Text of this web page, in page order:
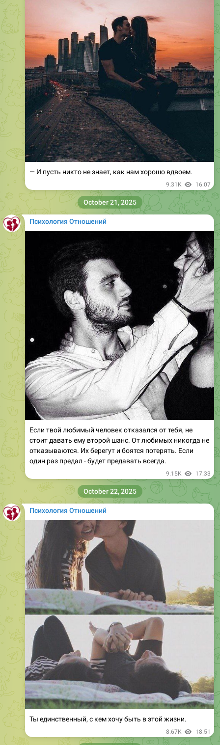
— И пусть никто не знает, как нам хорошо вдвоем.
9.31K 16:07
Психология Отношений
Если твой любимый человек отказался от тебя, не
стоит давать ему второй шанс. От любимых никогда не
отказываются. Их берегут и боятся потерять. Если
один раз предал - будет предавать всегда.
9.15K 17:33
October 21, 2025
Психология Отношений
Ты единственный, с кем хочу быть в этой жизни.
8.67K 18:51
October 22, 2025